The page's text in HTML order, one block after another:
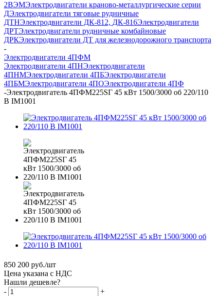
2ВЭМЭлектродвигатели краново-металлургические серии
ДЭлектродвигатели тяговые рудничные
ДТНЭлектродвигатели ДК-812, ДК-816Электродвигатели
ДРТЭлектродвигатели рудничные комбайновые
ДРКЭлектродвигатели ДТ для железнодорожного транспорта
-
Электродвигатели 4ПФМ
Электродвигатели 4ПНЭлектродвигатели
4ПНМЭлектродвигатели 4ПБЭлектродвигатели
4ПБМЭлектродвигатели 4ПОЭлектродвигатели 4ПФ
-Электродвигатель 4ПФМ225SГ 45 кВт 1500/3000 об 220/110
В IM1001
850 200 руб./шт
Цена указана с НДС
Нашли дешевле?
-
+